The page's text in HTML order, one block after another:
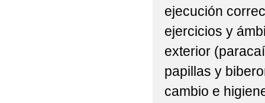
ejecución
ejercicios y
exterior
papillas y
cambio e